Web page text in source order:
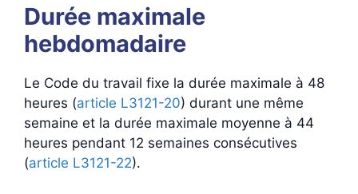
Durée maximale
hebdomadaire
Le Code du travail fixe la durée maximale à 48
heures (article L3121-20) durant une même
semaine et la durée maximale moyenne à 44
heures pendant 12 semaines consécutives
(article L3121-22).